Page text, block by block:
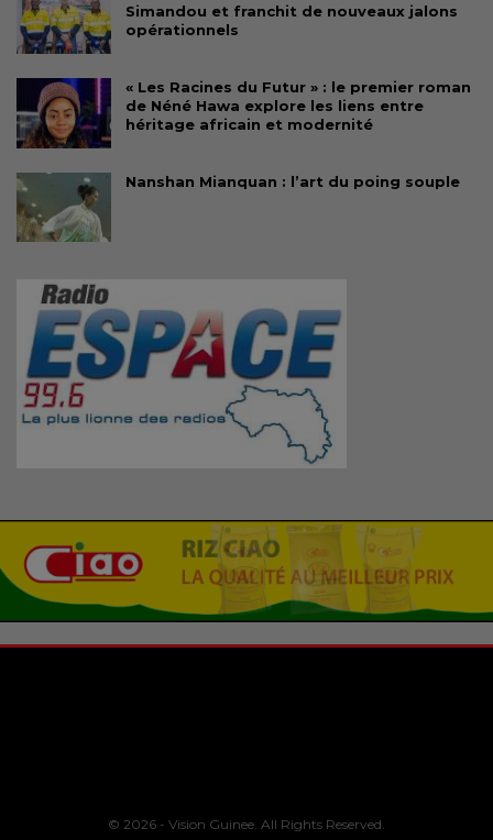
Simandou et franchit de nouveaux jalons
opérationnels
« Les Racines du Futur » : le premier roman
de Néné Hawa explore les liens entre
héritage africain et modernité
Nanshan Mianquan : l’art du poing souple
© 2026 - Vision Guinee. All Rights Reserved.